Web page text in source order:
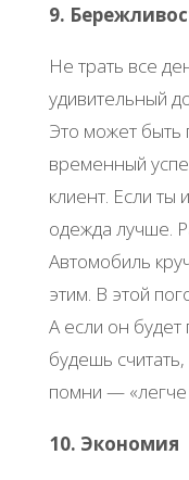
9.
Не трать все
удивительный
Это может быть
временный
клиент. Если
одежда лучше.
Автомобиль
этим. В этой
А если он
будешь
помни — «легче
10. Экономия